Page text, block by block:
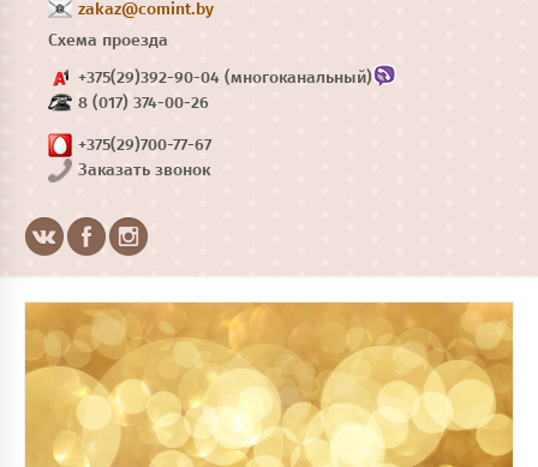
zakaz@comint.by
Схема проезда
+375(29)392-90-04 (многоканальный)
8 (017) 374-00-26
+375(29)700-77-67
Заказать звонок